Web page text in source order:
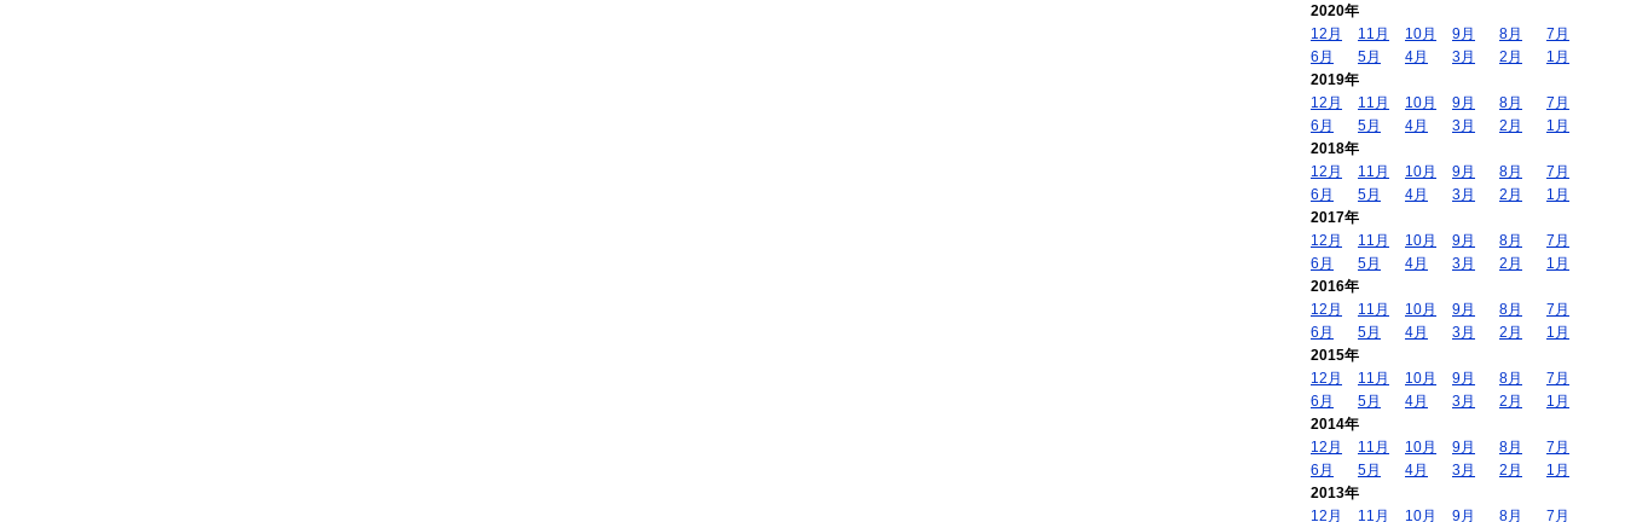
2020年
12月
11月 10月 9月 8月
7月
6月
5月 4月 3月 2月
1月
2019年
12月
11月 10月 9月 8月
7月
6月
5月 4月 3月 2月
1月
2018年
12月
11月 10月 9月 8月
7月
6月
5月 4月 3月 2月
1月
2017年
12月
11月 10月 9月 8月
7月
6月
5月 4月 3月 2月
1月
2016年
12月
11月 10月 9月 8月
7月
6月
5月 4月 3月 2月
1月
2015年
12月
11月 10月 9月 8月
7月
6月
5月 4月 3月 2月
1月
2014年
12月
11月 10月 9月 8月
7月
6月
5月 4月 3月 2月
1月
2013年
12月
11月 10月 9月 8月 7月